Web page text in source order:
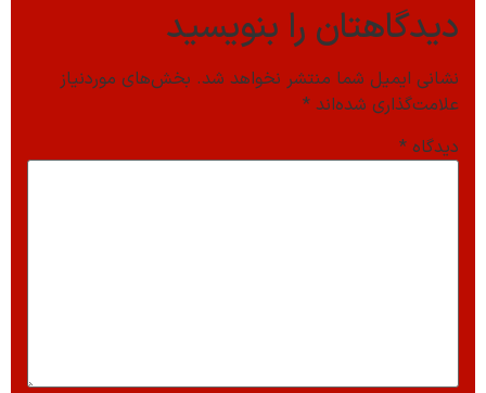
دیدگاهتان را بنویسید
نشانی ایمیل شما منتشر نخواهد شد. بخش‌های موردنیاز
علامت‌گذاری شده‌اند *
دیدگاه *